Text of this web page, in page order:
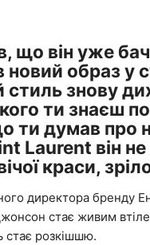
що він уже
образ у
знову
ти знаєш
ти думав про
Laurent він
краси,
директора бренду
стає живим
стає розкішшю.